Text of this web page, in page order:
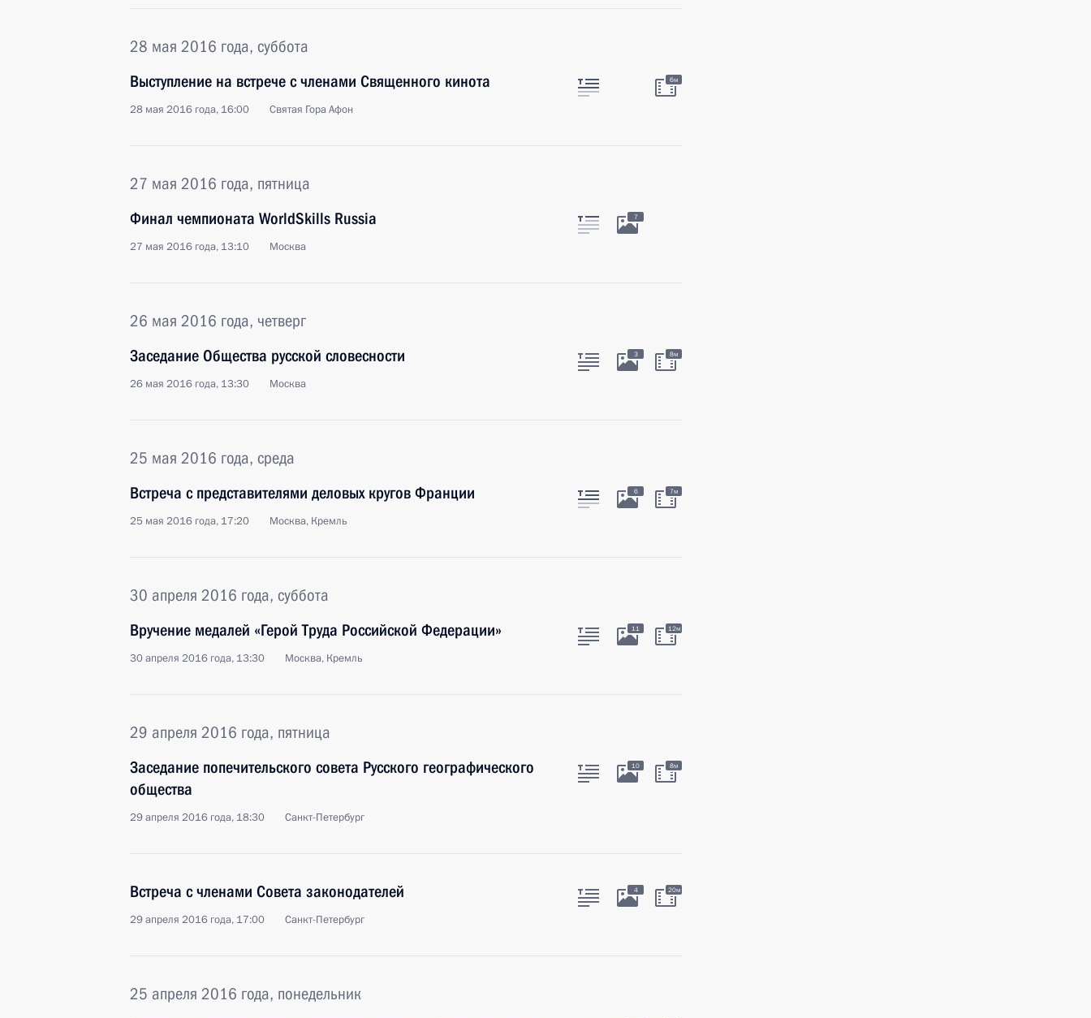
28 мая 2016 года, суббота
Выступление на встрече с членами Священного кинота
28 мая 2016 года, 16:00 Святая Гора Афон
6м
27 мая 2016 года, пятница
Финал чемпионата WorldSkills Russia
27 мая 2016 года, 13:10 Москва
7
26 мая 2016 года, четверг
Заседание Общества русской словесности
26 мая 2016 года, 13:30 Москва
3 8м
25 мая 2016 года, среда
Встреча с представителями деловых кругов Франции
25 мая 2016 года, 17:20 Москва, Кремль
6 7м
30 апреля 2016 года, суббота
Вручение медалей «Герой Труда Российской Федерации»
30 апреля 2016 года, 13:30 Москва, Кремль
11 12м
29 апреля 2016 года, пятница
Заседание попечительского совета Русского географического
общества
29 апреля 2016 года, 18:30 Санкт-Петербург
10 8м
Встреча с членами Совета законодателей
29 апреля 2016 года, 17:00 Санкт-Петербург
4 20м
25 апреля 2016 года, понедельник